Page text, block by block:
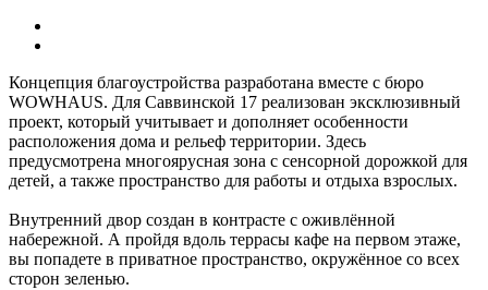
Концепция благоустройства разработана вместе с бюро
WOWHAUS. Для Саввинской 17 реализован эксклюзивный
проект, который учитывает и дополняет особенности
расположения дома и рельеф территории. Здесь
предусмотрена многоярусная зона с сенсорной дорожкой для
детей, а также пространство для работы и отдыха взрослых.
Внутренний двор создан в контрасте с оживлённой
набережной. А пройдя вдоль террасы кафе на первом этаже,
вы попадете в приватное пространство, окружённое со всех
сторон зеленью.